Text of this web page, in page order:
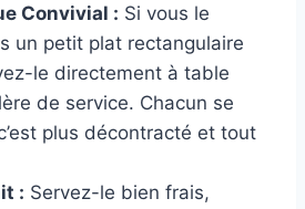
Convivial : Si vous le
un petit plat rectangulaire
le directement à table
de service. Chacun se
plus décontracté et tout
: Servez-le bien frais,